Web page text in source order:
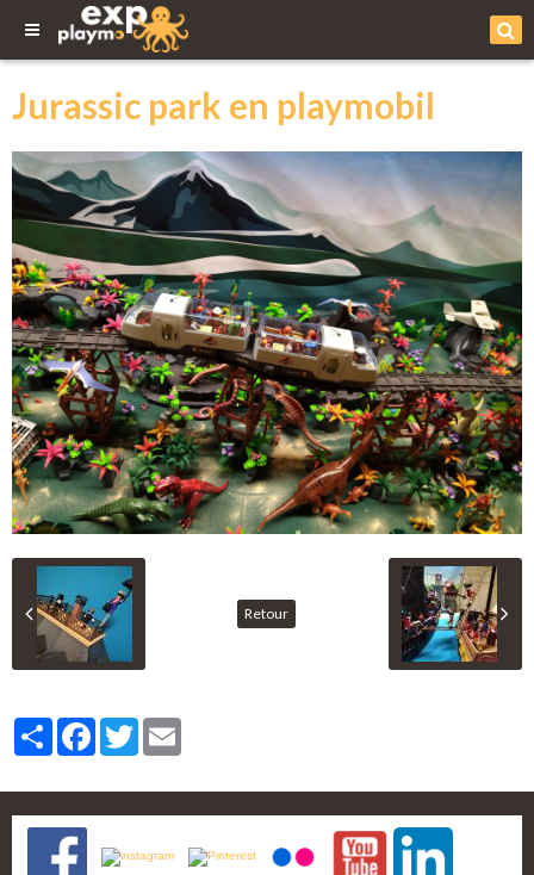
Jurassic park en playmobil
Retour
PartagerFacebook
Twitter